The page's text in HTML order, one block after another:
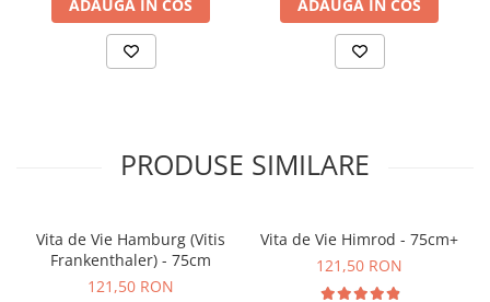
ADAUGA IN COS ADAUGA IN COS
PRODUSE SIMILARE
Vita de Vie Hamburg (Vitis
Frankenthaler) - 75cm
121,50 RON
Vita de Vie Himrod - 75cm+
121,50 RON